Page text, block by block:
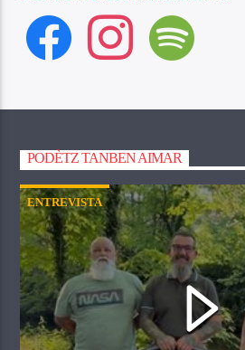
facebook
instagram spotify
PODÈTZ TANBEN AIMAR
ENTREVISTA